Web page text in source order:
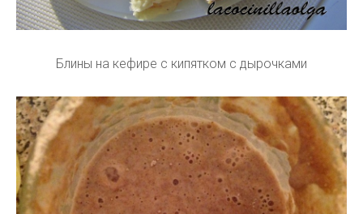
Блины на кефире с кипятком с дырочками